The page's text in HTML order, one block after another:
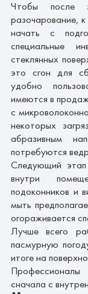
Чтобы после
разочарование,
начать с
специальные
стеклянных
это сгон для
удобно
имеются в
с
некоторых
абразивным
потребуются
Следующий этап
внутри
подоконников и
мыть
огораживается
Лучше всего
пасмурную
итоге на
сначала с